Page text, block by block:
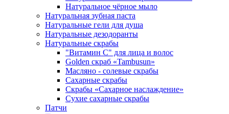
Натуральное чёрное мыло
Натуральная зубная паста
Натуральные гели для душа
Натуральные дезодоранты
Натуральные скрабы
"Витамин С" для лица и волос
Golden скраб «Tambusun»
Масляно - солевые скрабы
Сахарные скрабы
Скрабы «Сахарное наслаждение»
Сухие сахарные скрабы
Патчи